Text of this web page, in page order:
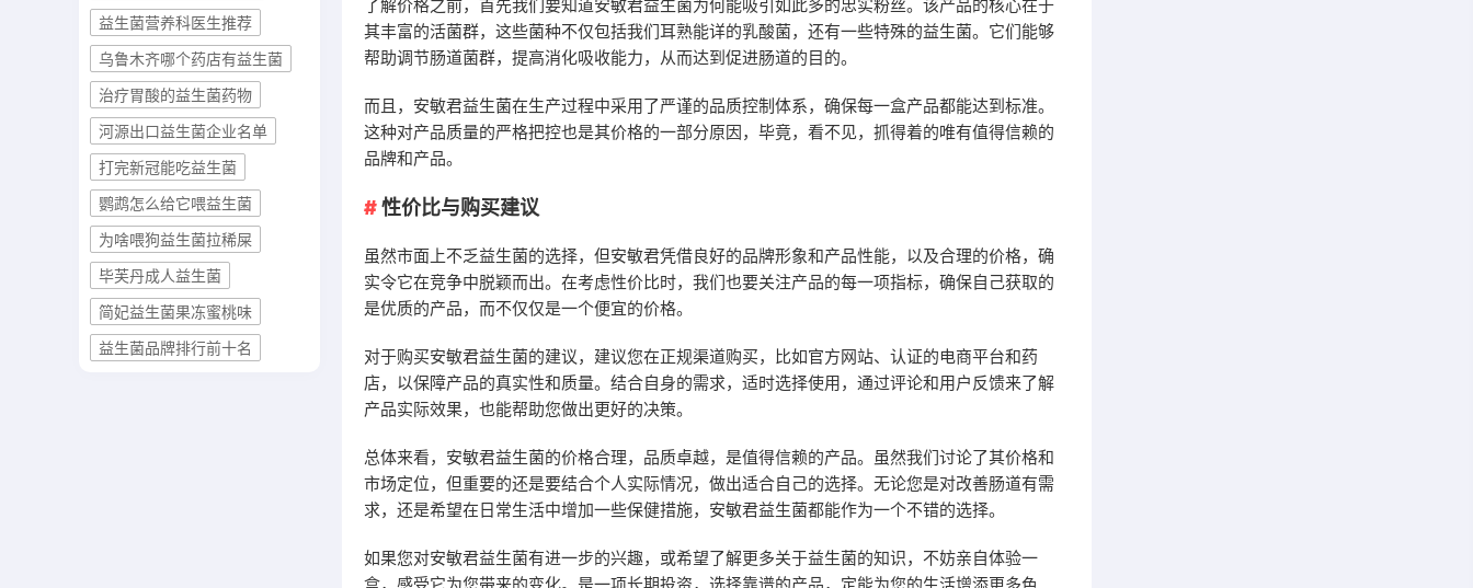
益生菌营养科医生推荐
乌鲁木齐哪个药店有益生菌
治疗胃酸的益生菌药物
河源出口益生菌企业名单
打完新冠能吃益生菌
鹦鹉怎么给它喂益生菌
为啥喂狗益生菌拉稀屎
毕芙丹成人益生菌
简妃益生菌果冻蜜桃味
益生菌品牌排行前十名
了解价格之前，首先我们要知道安敏君益生菌为何能吸引如此多的忠实粉丝。该产品的核心在于
其丰富的活菌群，这些菌种不仅包括我们耳熟能详的乳酸菌，还有一些特殊的益生菌。它们能够
帮助调节肠道菌群，提高消化吸收能力，从而达到促进肠道的目的。
而且，安敏君益生菌在生产过程中采用了严谨的品质控制体系，确保每一盒产品都能达到标准。
这种对产品质量的严格把控也是其价格的一部分原因，毕竟，看不见，抓得着的唯有值得信赖的
品牌和产品。
性价比与购买建议
虽然市面上不乏益生菌的选择，但安敏君凭借良好的品牌形象和产品性能，以及合理的价格，确
实令它在竞争中脱颖而出。在考虑性价比时，我们也要关注产品的每一项指标，确保自己获取的
是优质的产品，而不仅仅是一个便宜的价格。
对于购买安敏君益生菌的建议，建议您在正规渠道购买，比如官方网站、认证的电商平台和药
店，以保障产品的真实性和质量。结合自身的需求，适时选择使用，通过评论和用户反馈来了解
产品实际效果，也能帮助您做出更好的决策。
总体来看，安敏君益生菌的价格合理，品质卓越，是值得信赖的产品。虽然我们讨论了其价格和
市场定位，但重要的还是要结合个人实际情况，做出适合自己的选择。无论您是对改善肠道有需
求，还是希望在日常生活中增加一些保健措施，安敏君益生菌都能作为一个不错的选择。
如果您对安敏君益生菌有进一步的兴趣，或希望了解更多关于益生菌的知识，不妨亲自体验一